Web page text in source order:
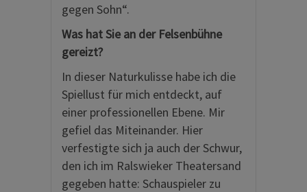
gegen Sohn“.
Was hat Sie an der Felsenbühne
gereizt?
In dieser Naturkulisse habe ich die
Spiellust für mich entdeckt, auf
einer professionellen Ebene. Mir
gefiel das Miteinander. Hier
verfestigte sich ja auch der Schwur,
den ich im Ralswieker Theatersand
gegeben hatte: Schauspieler zu